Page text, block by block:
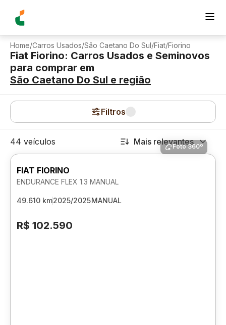
Home/Carros Usados/São Caetano Do Sul/Fiat/Fiorino
Fiat Fiorino: Carros Usados e Seminovos
para comprar em
São Caetano Do Sul e região
Filtros
44 veículos Mais relevantes
Foto 360º
FIAT FIORINO
ENDURANCE FLEX 1.3 MANUAL
49.610 km2025/2025MANUAL
R$ 102.590